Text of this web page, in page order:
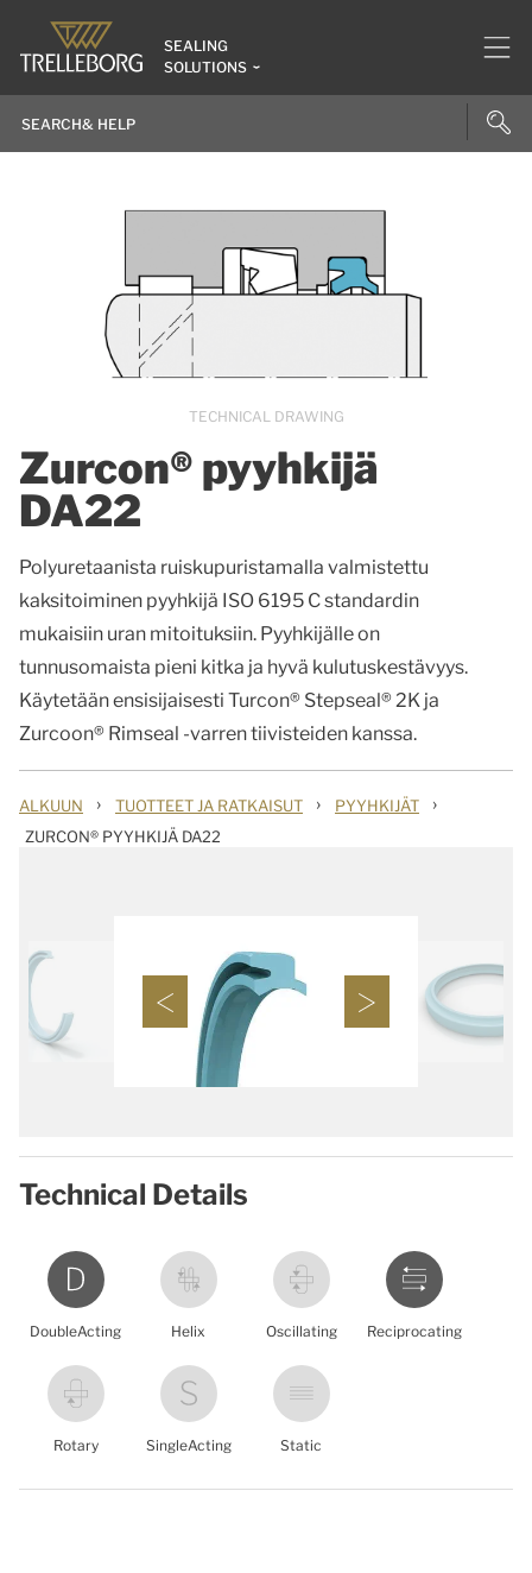
SEALING
SOLUTIONS
Zurcon® pyyhkijä
DA22
Polyuretaanista ruiskupuristamalla valmistettu
kaksitoiminen pyyhkijä ISO 6195 C standardin
mukaisiin uran mitoituksiin. Pyyhkijälle on
tunnusomaista pieni kitka ja hyvä kulutuskestävyys.
Käytetään ensisijaisesti Turcon® Stepseal® 2K ja
Zurcoon® Rimseal -varren tiivisteiden kanssa.
TECHNICAL DRAWING
ALKUUN › TUOTTEET JA RATKAISUT › PYYHKIJÄT ›
ZURCON® PYYHKIJÄ DA22
Technical Details
DoubleActing Helix Oscillating Reciprocating
Rotary SingleActing Static